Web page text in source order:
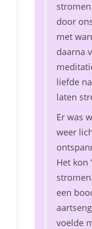
door
met
daarna
liefde
laten
Er was
weer
Het kon
een
voelde